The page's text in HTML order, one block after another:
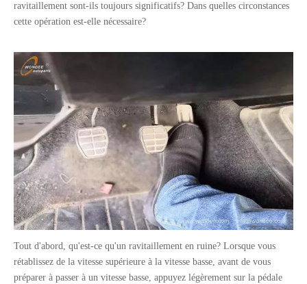
ravitaillement sont-ils toujours significatifs? Dans quelles circonstances
cette opération est-elle nécessaire?
Tout d'abord, qu'est-ce qu'un ravitaillement en ruine? Lorsque vous
rétablissez de la vitesse supérieure à la vitesse basse, avant de vous
préparer à passer à un vitesse basse, appuyez légèrement sur la pédale